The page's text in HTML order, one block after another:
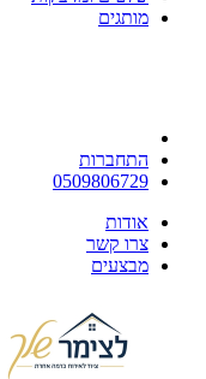
מותגים
התחברות
0509806729
אודות
צרו קשר
מבצעים